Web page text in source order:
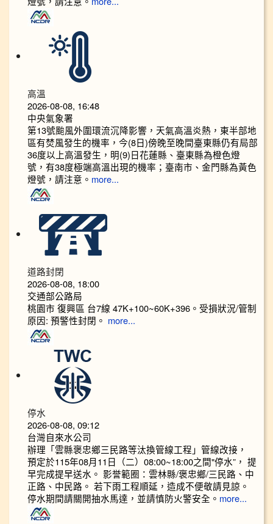
高溫
2026-08-08, 16:48
中央氣象署
第13號颱風外圍環流沉降影響，天氣高溫炎熱，東半部地
區有焚風發生的機率，今(8日)傍晚至晚間臺東縣仍有局部
36度以上高溫發生，明(9)日花蓮縣、臺東縣為橙色燈
號，有38度極端高溫出現的機率；臺南市、金門縣為黃色
燈號，請注意。 more...
道路封閉
2026-08-08, 18:00
交通部公路局
桃園市 復興區 台7線 47K+100~60K+396。受損狀況/管制
原因: 預警性封閉。
more...
停水
2026-08-08, 09:12
台灣自來水公司
辦理「雲縣褒忠鄉三民路等汰換管線工程」管線改接，
預定於115年08月11日（二）08:00~18:00之間"停水”， 提
早完成提早送水。 影誉範圈：雲林縣/褒忠鄉/三民路、中
正路、中民路。 若下雨工程順延，造成不便敬請見諒。
停水期間請關開抽水馬達，並請慎防火警安全。 more...